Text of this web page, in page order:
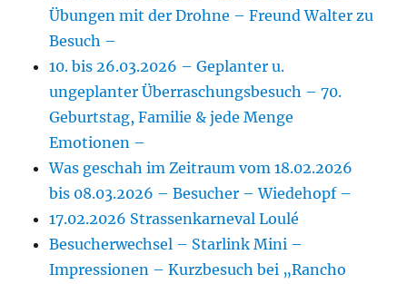
Übungen mit der Drohne – Freund Walter zu
Besuch –
10. bis 26.03.2026 – Geplanter u.
ungeplanter Überraschungsbesuch – 70.
Geburtstag, Familie & jede Menge
Emotionen –
Was geschah im Zeitraum vom 18.02.2026
bis 08.03.2026 – Besucher – Wiedehopf –
17.02.2026 Strassenkarneval Loulé
Besucherwechsel – Starlink Mini –
Impressionen – Kurzbesuch bei „Rancho